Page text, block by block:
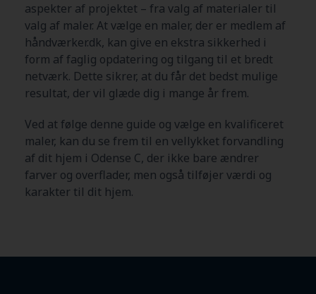
aspekter af projektet – fra valg af materialer til
valg af maler. At vælge en maler, der er medlem af
håndværker.dk, kan give en ekstra sikkerhed i
form af faglig opdatering og tilgang til et bredt
netværk. Dette sikrer, at du får det bedst mulige
resultat, der vil glæde dig i mange år frem.
Ved at følge denne guide og vælge en kvalificeret
maler, kan du se frem til en vellykket forvandling
af dit hjem i Odense C, der ikke bare ændrer
farver og overflader, men også tilføjer værdi og
karakter til dit hjem.